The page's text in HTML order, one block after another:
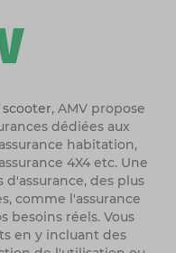
, AMV propose
dédiées aux
habitation,
4X4 etc. Une
des plus
comme l'assurance
besoins réels. Vous
en y incluant des